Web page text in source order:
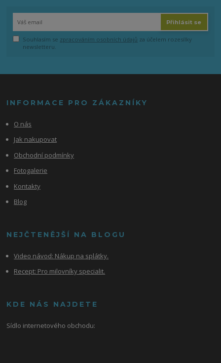
Přihlásit se
Souhlasím se zpracováním osobních údajů za účelem rozesílky
newsletteru.
INFORMACE PRO ZÁKAZNÍKY
O nás
Jak nakupovat
Obchodní podmínky
Fotogalerie
Kontakty
Blog
NEJČTENĚJŠÍ NA BLOGU
Video návod: Nákup na splátky.
Recept: Pro milovníky specialit.
KDE NÁS NAJDETE
Sídlo internetového obchodu: